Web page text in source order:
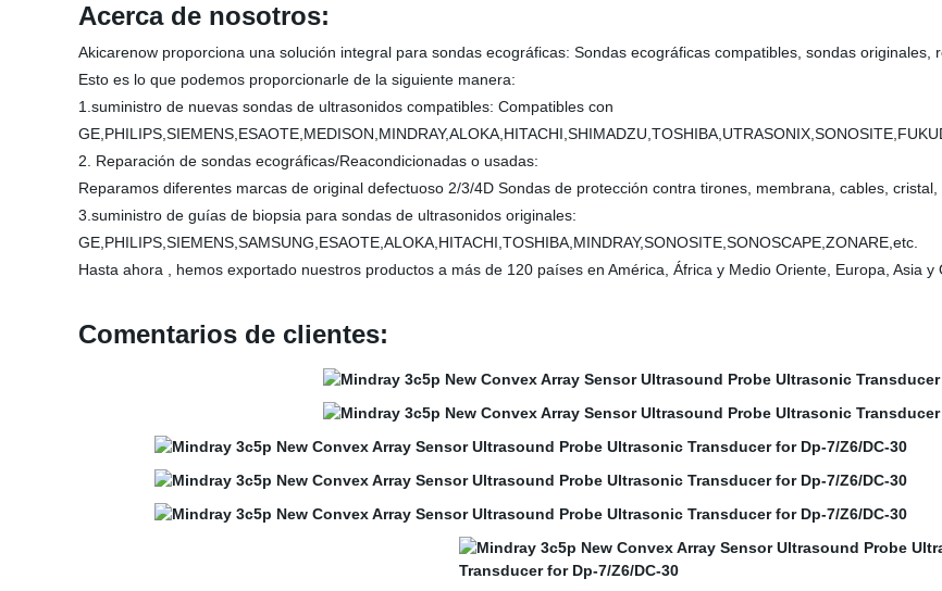
Acerca de nosotros:
Akicarenow proporciona una solución integral para sondas ecográficas: Sondas ecográficas compatibles, sondas originales,
Esto es lo que podemos proporcionarle de la siguiente manera:
1.suministro de nuevas sondas de ultrasonidos compatibles: Compatibles con
2. Reparación de sondas ecográficas/Reacondicionadas o usadas:
Reparamos diferentes marcas de original defectuoso 2/3/4D Sondas de protección contra tirones, membrana, cables,
3.suministro de guías de biopsia para sondas de ultrasonidos originales:
GE,PHILIPS,SIEMENS,SAMSUNG,ESAOTE,ALOKA,HITACHI,TOSHIBA,MINDRAY,SONOSITE,SONOSCAPE,ZONARE,etc.
Hasta ahora , hemos exportado nuestros productos a más de 120 países en América, África y Medio Oriente, Europa, Asia y
Comentarios de clientes: